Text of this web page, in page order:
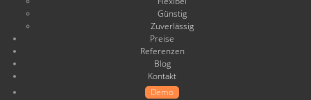
Günstig
Zuverlässig
Preise
Referenzen
Blog
Kontakt
Demo